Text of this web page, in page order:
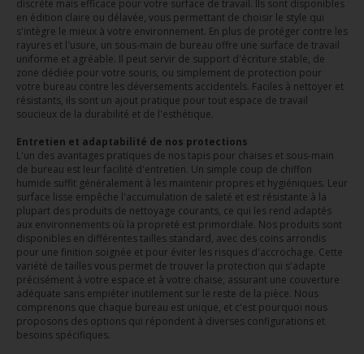
discrète mais efficace pour votre surface de travail. Ils sont disponibles
en édition claire ou délavée, vous permettant de choisir le style qui
s'intègre le mieux à votre environnement. En plus de protéger contre les
rayures et l'usure, un sous-main de bureau offre une surface de travail
uniforme et agréable. Il peut servir de support d'écriture stable, de
zone dédiée pour votre souris, ou simplement de protection pour
votre bureau contre les déversements accidentels. Faciles à nettoyer et
résistants, ils sont un ajout pratique pour tout espace de travail
soucieux de la durabilité et de l'esthétique.
Entretien et adaptabilité de nos protections
L'un des avantages pratiques de nos tapis pour chaises et sous-main
de bureau est leur facilité d'entretien. Un simple coup de chiffon
humide suffit généralement à les maintenir propres et hygiéniques. Leur
surface lisse empêche l'accumulation de saleté et est résistante à la
plupart des produits de nettoyage courants, ce qui les rend adaptés
aux environnements où la propreté est primordiale. Nos produits sont
disponibles en différentes tailles standard, avec des coins arrondis
pour une finition soignée et pour éviter les risques d'accrochage. Cette
variété de tailles vous permet de trouver la protection qui s'adapte
précisément à votre espace et à votre chaise, assurant une couverture
adéquate sans empiéter inutilement sur le reste de la pièce. Nous
comprenons que chaque bureau est unique, et c'est pourquoi nous
proposons des options qui répondent à diverses configurations et
besoins spécifiques.